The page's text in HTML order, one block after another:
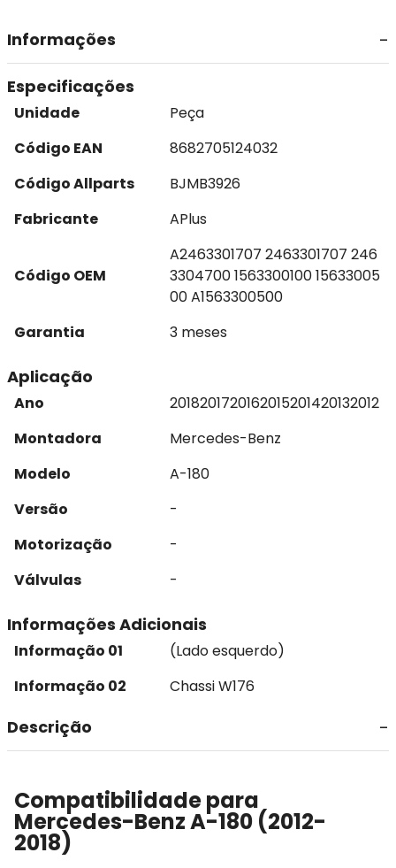
Informações
Especificações
Unidade
Peça
Código EAN
8682705124032
Código Allparts
BJMB3926
Fabricante
APlus
Código OEM
A2463301707 2463301707 246
3304700 1563300100 15633005
00 A1563300500
Garantia
3 meses
Aplicação
Ano 2018201720162015201420132012
Montadora
Mercedes-Benz
Modelo
A-180
Versão
-
Motorização
-
Válvulas
-
Informações Adicionais
Informação 01
(Lado esquerdo)
Informação 02
Chassi W176
Descrição
Compatibilidade para
Mercedes-Benz A-180 (2012-
2018)